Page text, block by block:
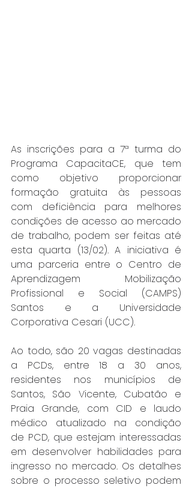
As inscrições para a 7ª turma do
Programa CapacitaCE, que tem
como objetivo proporcionar
formação gratuita às pessoas
com deficiência para melhores
condições de acesso ao mercado
de trabalho, podem ser feitas até
esta quarta (13/02). A iniciativa é
uma parceria entre o Centro de
Aprendizagem Mobilização
Profissional e Social (CAMPS)
Santos e a Universidade
Corporativa Cesari (UCC).
Ao todo, são 20 vagas destinadas
a PCDs, entre 18 a 30 anos,
residentes nos municípios de
Santos, São Vicente, Cubatão e
Praia Grande, com CID e laudo
médico atualizado na condição
de PCD, que estejam interessadas
em desenvolver habilidades para
ingresso no mercado. Os detalhes
sobre o processo seletivo podem